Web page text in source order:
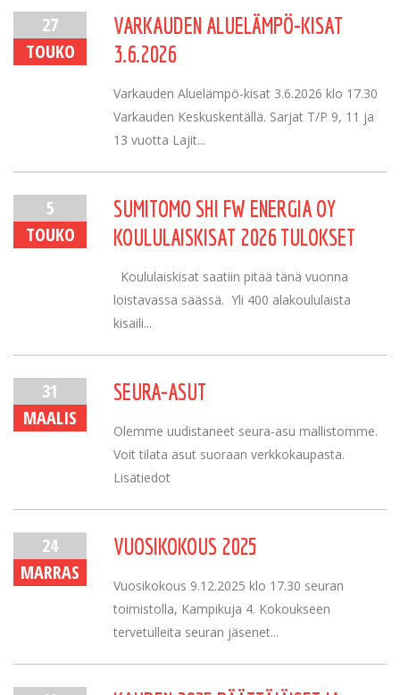
27
TOUKO
VARKAUDEN ALUELÄMPÖ-KISAT
3.6.2026
Varkauden Aluelämpö-kisat 3.6.2026 klo 17.30
Varkauden Keskuskentällä. Sarjat T/P 9, 11 ja
13 vuotta Lajit...
5
TOUKO
SUMITOMO SHI FW ENERGIA OY
KOULULAISKISAT 2026 TULOKSET
Koululaiskisat saatiin pitää tänä vuonna
loistavassa säässä. Yli 400 alakoululaista
kisaili...
31
MAALIS
SEURA-ASUT
Olemme uudistaneet seura-asu mallistomme.
Voit tilata asut suoraan verkkokaupasta.
Lisätiedot
24
MARRAS
VUOSIKOKOUS 2025
Vuosikokous 9.12.2025 klo 17.30 seuran
toimistolla, Kampikuja 4. Kokoukseen
tervetulleita seuran jäsenet...